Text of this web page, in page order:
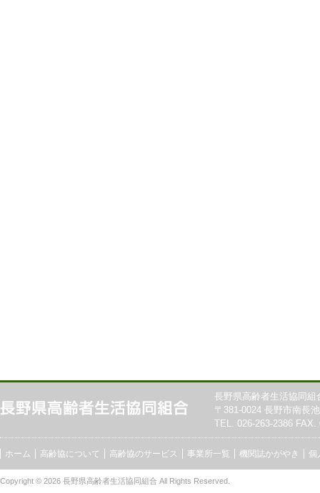
長野県高齢者生活協同組
〒381-0024 長野市南長
TEL. 026-263-2386 FAX.
ホーム 高齢協について 高齢協のサービス 事業所一覧 機関誌かがやき 個
Copyright © 2026 長野県高齢者生活協同組合 All Rights Reserved.